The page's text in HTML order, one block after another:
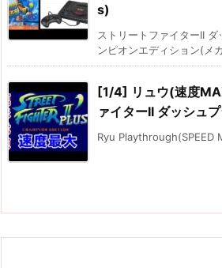
s)
ストリートファイターII
ンピオンエディション(メ
[1/4] リュウ(速度
ァイターII ダッシュ
Ryu Playthrough(SPEED